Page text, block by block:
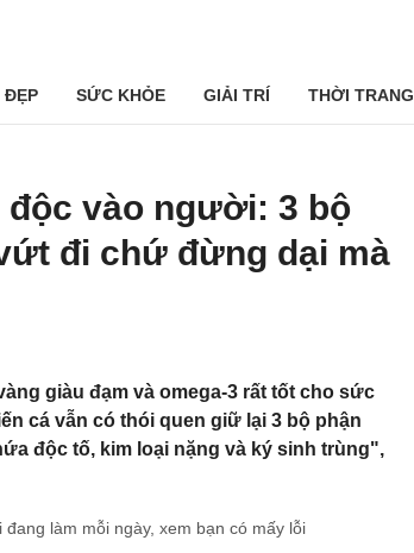
ĐẸP SỨC KHỎE GIẢI TRÍ THỜI TRANG
vào người: 3 bộ
đi chứ đừng dại mà
giàu đạm và omega-3 rất tốt cho sức
cá vẫn có thói quen giữ lại 3 bộ phận
độc tố, kim loại nặng và ký sinh trùng",
làm mỗi ngày, xem bạn có mấy lỗi